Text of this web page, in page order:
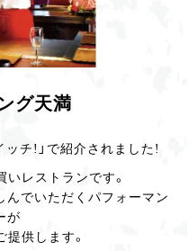
グ天満
チ!」で紹介されました!
レストランです。
んでいただくパフォーマン
が
供します。